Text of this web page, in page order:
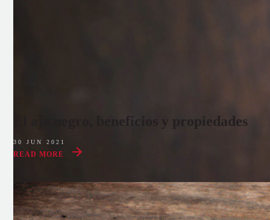
El ajo negro, beneficios y propiedades
30 JUN 2021
READ MORE